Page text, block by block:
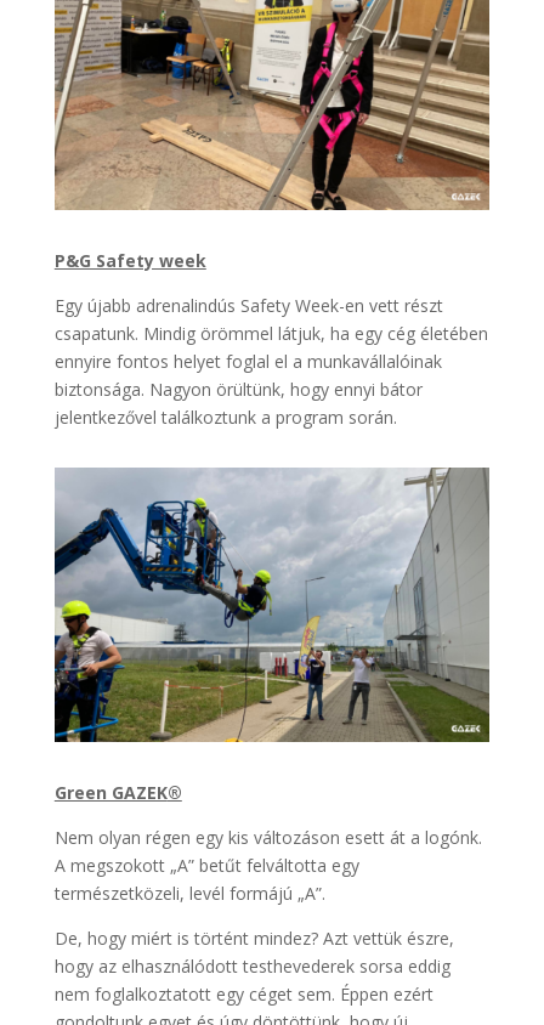
P&G Safety week
Egy újabb adrenalindús Safety Week-en vett részt
csapatunk. Mindig örömmel látjuk, ha egy cég életében
ennyire fontos helyet foglal el a munkavállalóinak
biztonsága. Nagyon örültünk, hogy ennyi bátor
jelentkezővel találkoztunk a program során.
Green GAZEK®️
Nem olyan régen egy kis változáson esett át a logónk.
A megszokott „A” betűt felváltotta egy
természetközeli, levél formájú „A”.
De, hogy miért is történt mindez? Azt vettük észre,
hogy az elhasználódott testhevederek sorsa eddig
nem foglalkoztatott egy céget sem. Éppen ezért